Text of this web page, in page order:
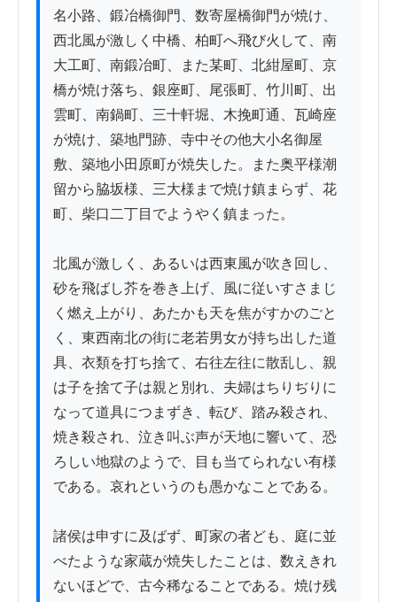
名小路、鍛冶橋御門、数寄屋橋御門が焼け、
西北風が激しく中橋、柏町へ飛び火して、南
大工町、南鍛冶町、また某町、北紺屋町、京
橋が焼け落ち、銀座町、尾張町、竹川町、出
雲町、南鍋町、三十軒堀、木挽町通、瓦崎座
が焼け、築地門跡、寺中その他大小名御屋
敷、築地小田原町が焼失した。また奥平様潮
留から脇坂様、三大様まで焼け鎮まらず、花
町、柴口二丁目でようやく鎮まった。
北風が激しく、あるいは西東風が吹き回し、
砂を飛ばし芥を巻き上げ、風に従いすさまじ
く燃え上がり、あたかも天を焦がすかのごと
く、東西南北の街に老若男女が持ち出した道
具、衣類を打ち捨て、右往左往に散乱し、親
は子を捨て子は親と別れ、夫婦はちりぢりに
なって道具につまずき、転び、踏み殺され、
焼き殺され、泣き叫ぶ声が天地に響いて、恐
ろしい地獄のようで、目も当てられない有様
である。哀れというのも愚かなことである。
諸侯は申すに及ばず、町家の者ども、庭に並
べたような家蔵が焼失したことは、数えきれ
ないほどで、古今稀なることである。焼け残